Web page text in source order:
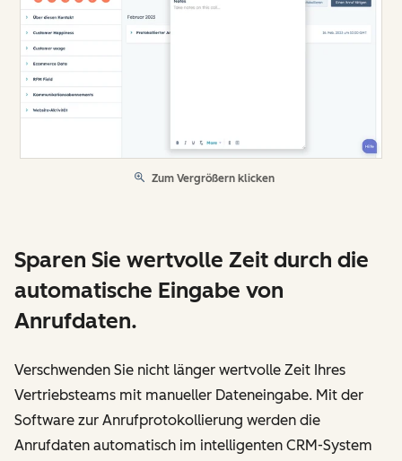
Zum Vergrößern klicken
Sparen Sie wertvolle Zeit durch die
automatische Eingabe von
Anrufdaten.
Verschwenden Sie nicht länger wertvolle Zeit Ihres
Vertriebsteams mit manueller Dateneingabe. Mit der
Software zur Anrufprotokollierung werden die
Anrufdaten automatisch im intelligenten CRM-System